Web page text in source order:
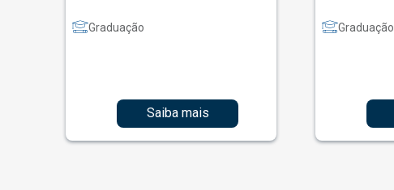
Graduação
Saiba mais
Graduação